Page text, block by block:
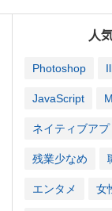
人
Photoshop
JavaScript
ネイティブアプ
残業少なめ
エンタメ 女